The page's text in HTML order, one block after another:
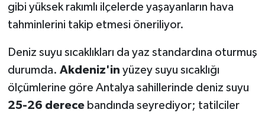
gibi yüksek rakımlı ilçelerde yaşayanların hava
tahminlerini takip etmesi öneriliyor.
Deniz suyu sıcaklıkları da yaz standardına oturmuş
durumda. Akdeniz'in yüzey suyu sıcaklığı
ölçümlerine göre Antalya sahillerinde deniz suyu
25-26 derecebandında seyrediyor; tatilciler